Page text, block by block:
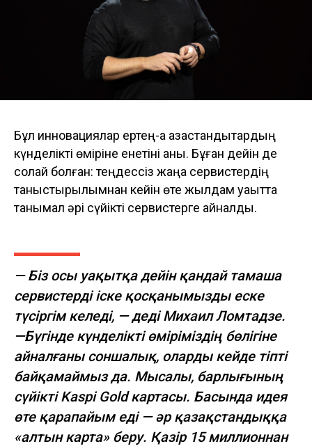
Бұл инновациялар ертең-ақ қазақстандықтардың
күнделікті өміріне енетіні анық. Бұған дейін де
солай болған: теңдессіз жаңа сервистердің
таныстырылымнан кейін өте жылдам уақытта
танымал әрі сүйікті сервистерге айналды.
— Біз осы уақытқа дейін қандай тамаша
сервистерді іске қосқанымызды еске
түсіргім келеді, — деді Михаил Ломтадзе.
—Бүгінде күнделікті өміріміздің бөлігіне
айналғаны соншалық, оларды кейде тіпті
байқамаймыз да. Мысалы, барлығының
сүйікті Kaspi Gold картасы. Басында идея
өте қарапайым еді — әр қазақстандыққа
«алтын карта» беру. Қазір 15 миллионнан